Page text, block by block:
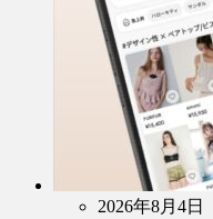
2026年8月4日